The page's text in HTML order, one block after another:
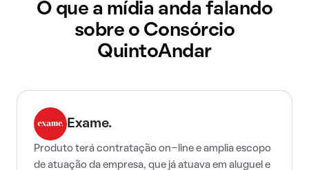
O que a mídia anda falando
sobre o Consórcio
QuintoAndar
Exame.
Produto terá contratação on-line e amplia escopo
de atuação da empresa, que já atuava em aluguel e